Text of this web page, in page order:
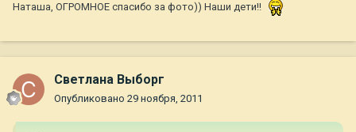
Наташа, ОГРОМНОЕ спасибо за фото)) Наши дети!!
Светлана Выборг
Опубликовано 29 ноября, 2011